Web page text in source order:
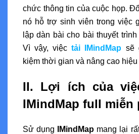
chức thông tin của cuộc họp.
nó hỗ trợ sinh viên trong việc
lập dàn bài cho bài thuyết
Vì vậy, việctải IMindMap sẽ
kiệm thời gian và nâng cao
II. Lợi ích của
IMindMap full miễn
Sử dụng IMindMap mang lại